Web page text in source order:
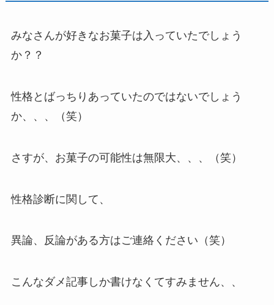
みなさんが好きなお菓子は入っていたでしょう
か？？
性格とばっちりあっていたのではないでしょう
か、、、（笑）
さすが、お菓子の可能性は無限大、、、（笑）
性格診断に関して、
異論、反論がある方はご連絡ください（笑）
こんなダメ記事しか書けなくてすみません、、